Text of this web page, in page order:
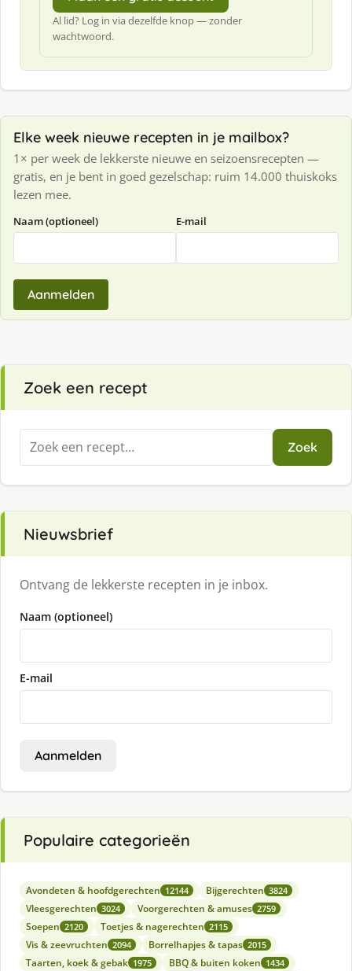
Al lid? Log in via dezelfde knop — zonder
wachtwoord.
Elke week nieuwe recepten in je mailbox?
1× per week de lekkerste nieuwe en seizoensrecepten —
gratis, en je bent in goed gezelschap: ruim 14.000 thuiskoks
lezen mee.
Naam (optioneel) E-mail
Aanmelden
Zoek een recept
Zoeken
naar:
Zoek
Nieuwsbrief
Ontvang de lekkerste recepten in je inbox.
Naam (optioneel)
E-mail
Aanmelden
Populaire categorieën
Avondeten & hoofdgerechten 12144 Bijgerechten 3824
Vleesgerechten 3024 Voorgerechten & amuses 2759
Soepen 2120 Toetjes & nagerechten 2115
Vis & zeevruchten 2094 Borrelhapjes & tapas 2015
Taarten, koek & gebak 1975 BBQ & buiten koken 1434